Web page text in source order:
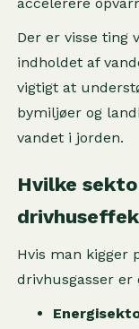
Der er visse ting
indholdet af
vigtigt at
bymiljøer og
vandet i jorden.
Hvilke
Hvis man kigger
drivhusgasser er